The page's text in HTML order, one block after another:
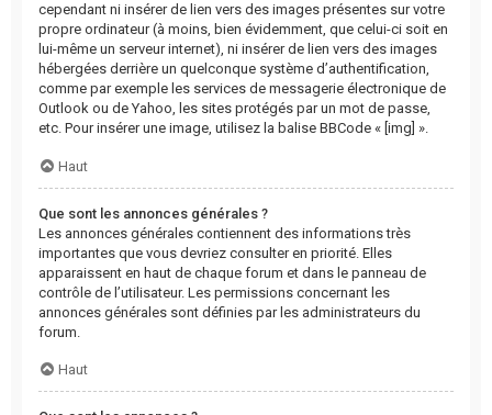
cependant ni insérer de lien vers des images présentes sur votre
propre ordinateur (à moins, bien évidemment, que celui-ci soit en
lui-même un serveur internet), ni insérer de lien vers des images
hébergées derrière un quelconque système d’authentification,
comme par exemple les services de messagerie électronique de
Outlook ou de Yahoo, les sites protégés par un mot de passe,
etc. Pour insérer une image, utilisez la balise BBCode « [img] ».
Haut
Que sont les annonces générales ?
Les annonces générales contiennent des informations très
importantes que vous devriez consulter en priorité. Elles
apparaissent en haut de chaque forum et dans le panneau de
contrôle de l’utilisateur. Les permissions concernant les
annonces générales sont définies par les administrateurs du
forum.
Haut